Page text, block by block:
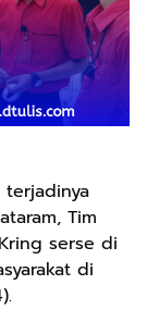
Tim
serse di
di